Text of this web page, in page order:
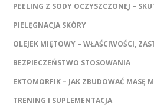
PEELING Z SODY OCZYSZCZONEJ –
PIELĘGNACJA SKÓRY
OLEJEK MIĘTOWY – WŁAŚCIWOŚCI,
BEZPIECZEŃSTWO STOSOWANIA
EKTOMORFIK – JAK ZBUDOWAĆ MASĘ
TRENING I SUPLEMENTACJA